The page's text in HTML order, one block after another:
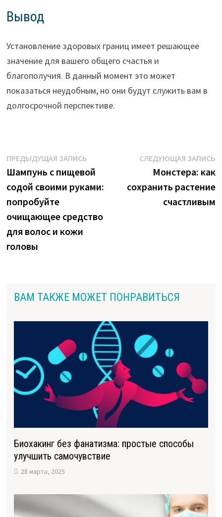
Вывод
Установление здоровых границ имеет решающее
значение для вашего общего счастья и
благополучия. В данный момент это может
показаться неудобным, но они будут служить вам в
долгосрочной перспективе.
Навигация
по
записям
ПРЕДЫДУЩАЯ ЗАПИСЬПредыдущая
запись:
Шампунь с пищевой
содой своими руками:
попробуйте
очищающее средство
для волос и кожи
головы
СЛЕДУЮЩАЯ ЗАПИСЬ
Монстера: как
сохранить растение
счастливым
ВАМ ТАКЖЕ МОЖЕТ ПОНРАВИТЬСЯ
Биохакинг без фанатизма: простые способы
улучшить самочувствие
28 марта, 2025